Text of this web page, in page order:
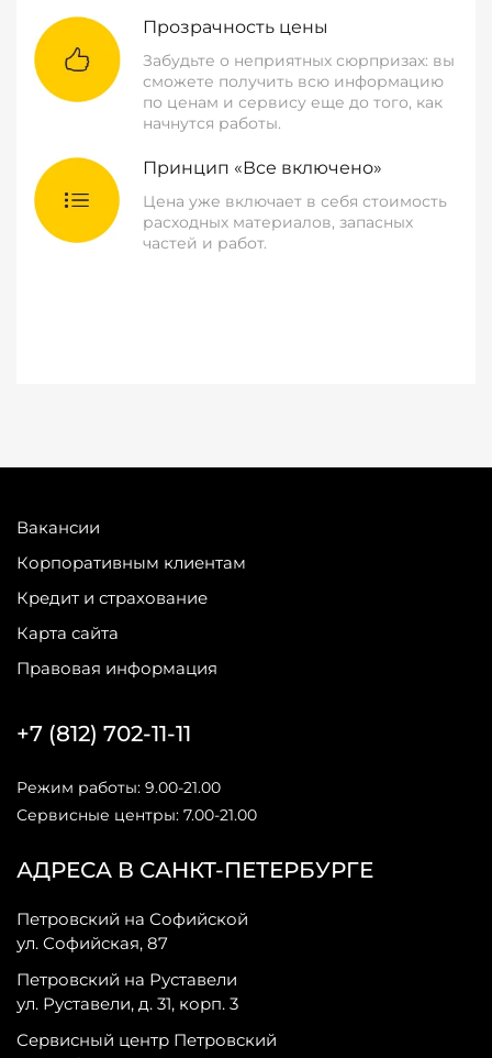
Прозрачность цены
Забудьте о неприятных сюрпризах: вы
сможете получить всю информацию
по ценам и сервису еще до того, как
начнутся работы.
Принцип «Все включено»
Цена уже включает в себя стоимость
расходных материалов, запасных
частей и работ.
Вакансии
Корпоративным клиентам
Кредит и страхование
Карта сайта
Правовая информация
АДРЕСА В САНКТ-ПЕТЕРБУРГЕ
Петровский на Софийской
ул. Софийская, 87
Петровский на Руставели
ул. Руставели, д. 31, корп. 3
Сервисный центр Петровский
+7 (812) 702-11-11
Режим работы: 9.00-21.00
Сервисные центры: 7.00-21.00